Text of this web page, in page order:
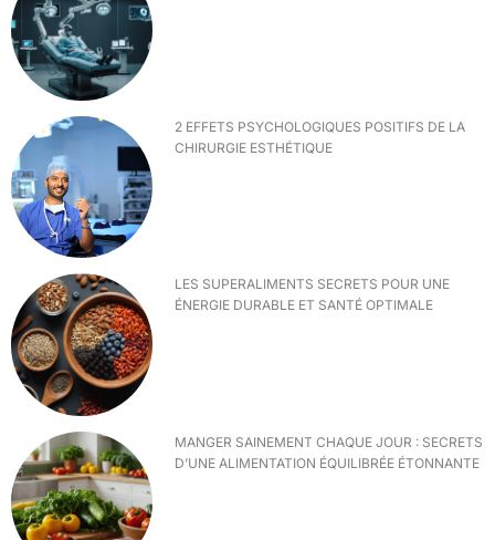
2 EFFETS PSYCHOLOGIQUES POSITIFS DE LA
CHIRURGIE ESTHÉTIQUE
LES SUPERALIMENTS SECRETS POUR UNE
ÉNERGIE DURABLE ET SANTÉ OPTIMALE
MANGER SAINEMENT CHAQUE JOUR : SECRETS
D’UNE ALIMENTATION ÉQUILIBRÉE ÉTONNANTE